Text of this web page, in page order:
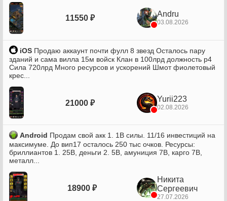
11550 ₽ Andru
03.08.2026
iOS Продаю аккаунт почти фулл 8 звезд Осталось пару
зданий и сама вилла 15м войск Клан в 100лрд должность р4
Сила 720лрд Много ресурсов и ускорений Шмот фиолетовый
крес...
21000 ₽ Yurii223
02.08.2026
Android Продам свой акк 1. 1В силы. 11/16 инвестиций на
максимуме. До вип17 осталось 250 тыс очков. Ресурсы:
бриллиантов 1. 25B, деньги 2. 5B, амуниция 7B, карго 7B,
металл...
18900 ₽
Никита
Сергеевич
27.07.2026